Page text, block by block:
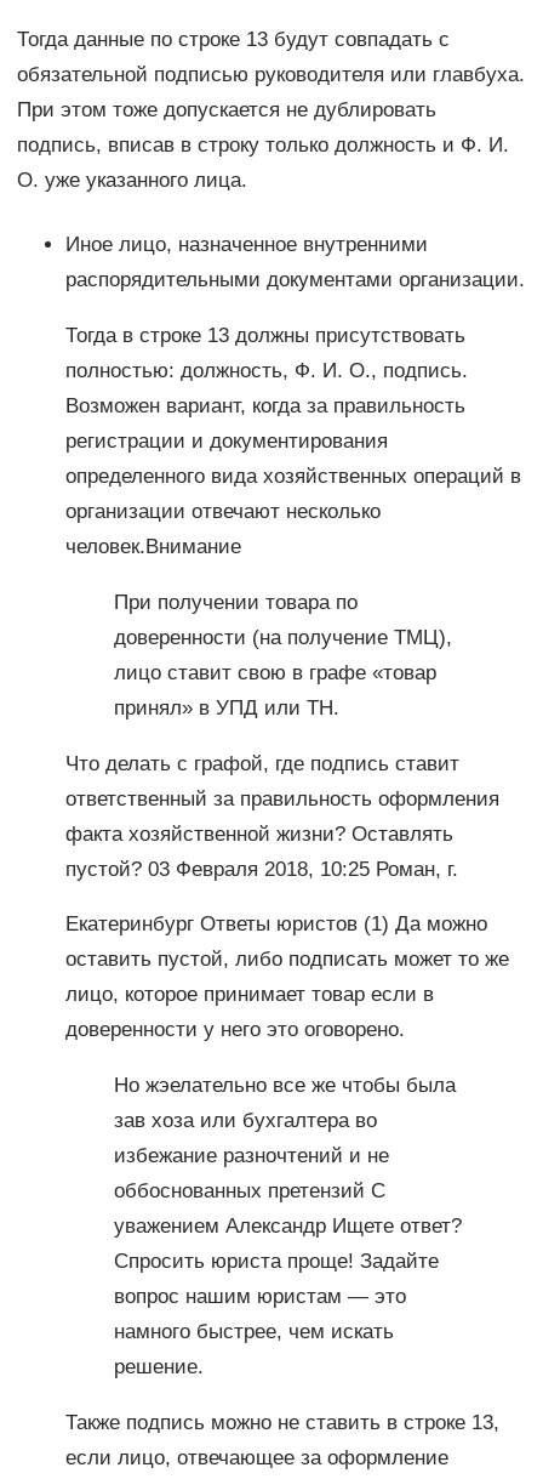
Тогда данные по строке 13 будут совпадать с
обязательной подписью руководителя или главбуха.
При этом тоже допускается не дублировать
подпись, вписав в строку только должность и Ф. И.
О. уже указанного лица.
Иное лицо, назначенное внутренними
распорядительными документами организации.
Тогда в строке 13 должны присутствовать
полностью: должность, Ф. И. О., подпись.
Возможен вариант, когда за правильность
регистрации и документирования
определенного вида хозяйственных операций в
организации отвечают несколько
человек.Внимание
При получении товара по
доверенности (на получение ТМЦ),
лицо ставит свою в графе «товар
принял» в УПД или ТН.
Что делать с графой, где подпись ставит
ответственный за правильность оформления
факта хозяйственной жизни? Оставлять
пустой? 03 Февраля 2018, 10:25 Роман, г.
Екатеринбург Ответы юристов (1) Да можно
оставить пустой, либо подписать может то же
лицо, которое принимает товар если в
доверенности у него это оговорено.
Но жэелательно все же чтобы была
зав хоза или бухгалтера во
избежание разночтений и не
оббоснованных претензий С
уважением Александр Ищете ответ?
Спросить юриста проще! Задайте
вопрос нашим юристам — это
намного быстрее, чем искать
решение.
Также подпись можно не ставить в строке 13,
если лицо, отвечающее за оформление